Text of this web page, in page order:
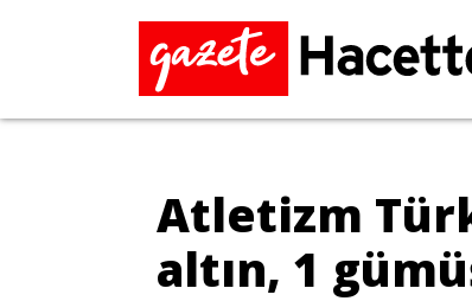
Atletizm
altın, 1